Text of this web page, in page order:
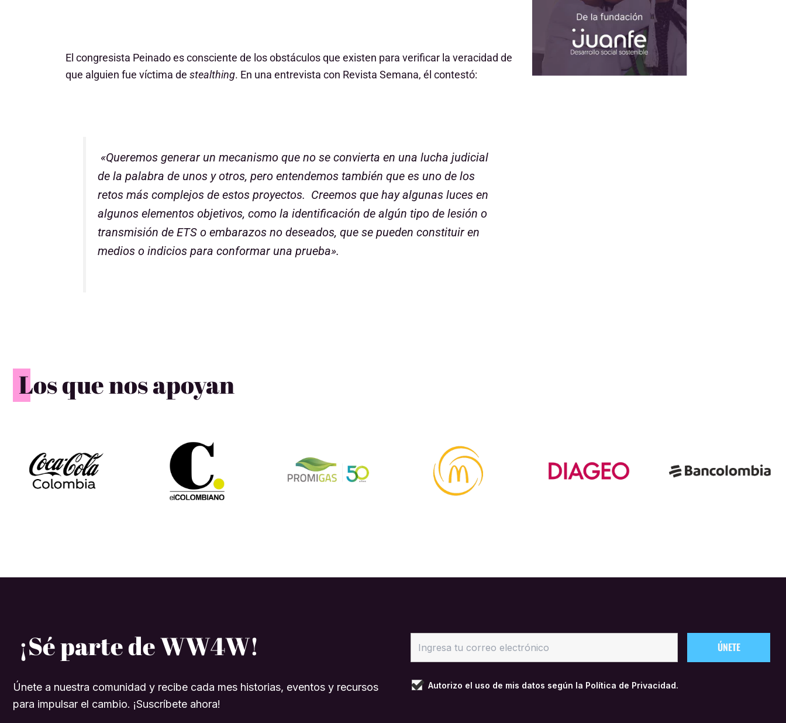
El congresista Peinado es consciente de los obstáculos que existen para verificar la veracidad de
que alguien fue víctima de stealthing. En una entrevista con Revista Semana, él contestó:
«Queremos generar un mecanismo que no se convierta en una lucha judicial
de la palabra de unos y otros, pero entendemos también que es uno de los
retos más complejos de estos proyectos. Creemos que hay algunas luces en
algunos elementos objetivos, como la identificación de algún tipo de lesión o
transmisión de ETS o embarazos no deseados, que se pueden constituir en
medios o indicios para conformar una prueba».
Los que nos apoyan
¡Sé parte de WW4W!
Únete a nuestra comunidad y recibe cada mes historias, eventos y recursos
para impulsar el cambio. ¡Suscríbete ahora!
Autorizo el uso de mis datos según la Política de Privacidad.